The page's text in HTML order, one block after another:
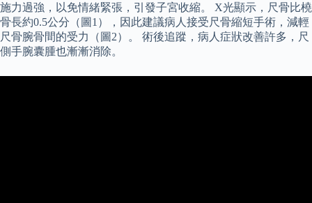
施力過強，以免情緒緊張，引發子宮收縮。 X光顯示，尺骨比橈
骨長約0.5公分（圖1），因此建議病人接受尺骨縮短手術，減輕
尺骨腕骨間的受力（圖2）。 術後追蹤，病人症狀改善許多，尺
側手腕囊腫也漸漸消除。